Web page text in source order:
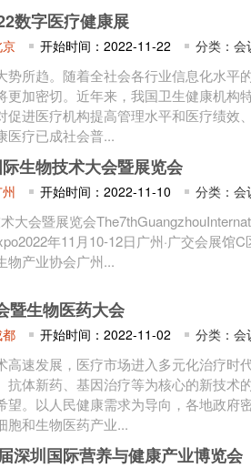
数字医疗健康展
开始时间：2022-11-22 分类：会
势所趋。随着全社会各行业信息化水平
更加密切。近年来，我国卫生健康机构
促进医疗机构提高管理水平和医疗绩效
医疗已成社会普...
生物技术大会暨展览会
开始时间：2022-11-10 分类：会
大会暨展览会
年11月10-12日广州·广交会展馆
物产业协会广州...
暨生物医药大会
都 开始时间：2022-11-02 分类：会
高速发展，医疗市场进入多元化治疗时
抗体新药、基因治疗等为核心的新技术
望。以人民健康需求为导向，各地政府
胞和生物医药产业...
深圳国际营养与健康产业博览会